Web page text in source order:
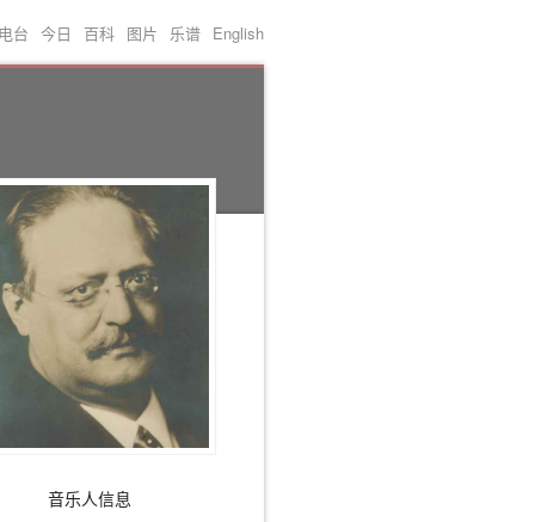
电台 今日 百科 图片 乐谱 English
音乐人信息